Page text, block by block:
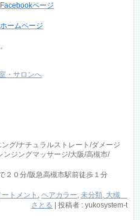
ページ
ームページ
グ/ナチュラルストレート/ダメージ
ジングマッサージ/大阪/高槻市/
２０分/阪急高槻市駅前徒歩１分
ートメント ヘアカラー 未分類, 大槻
さとる | 投稿者 : yukosystem-t